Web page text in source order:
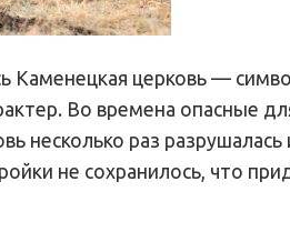
церковь —
Во времена опасные
несколько раз разрушалась
не сохранилось, что